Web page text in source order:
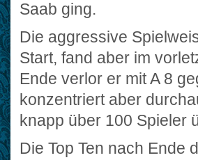
Saab ging.
Die aggressive
Start, fand aber im
Ende verlor er mit A 8
konzentriert aber
knapp über 100 Spieler
Die Top Ten nach Ende